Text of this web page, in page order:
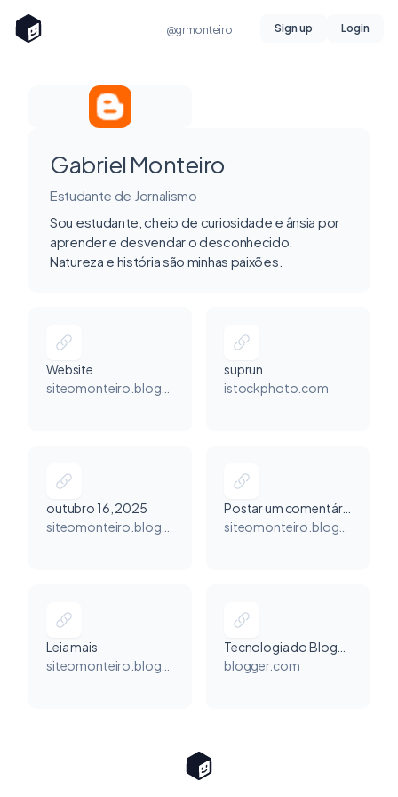
@grmonteiro Sign up Login
Gabriel Monteiro
Estudante de Jornalismo
Sou estudante, cheio de curiosidade e ânsia por
aprender e desvendar o desconhecido.
Natureza e história são minhas paixões.
Website
suprun
istockphoto.com
outubro 16, 2025
Postar um comentário
Leia mais
blogger.com